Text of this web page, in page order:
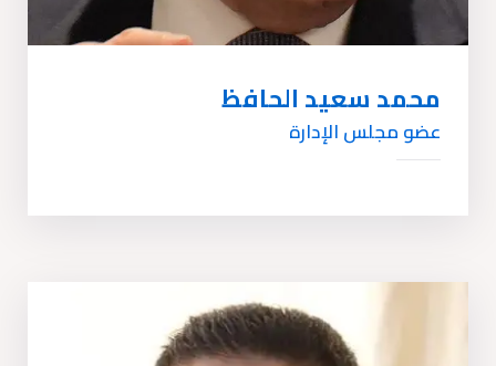
محمد سعيد الحافظ
عضو مجلس الإدارة